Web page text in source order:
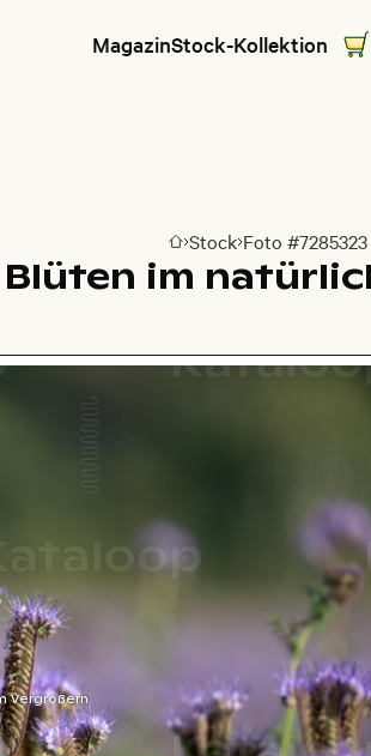
MagazinStock-Kollektion
Zur Homepage
Stock Foto #7285323
Blüten im
Vergrößern